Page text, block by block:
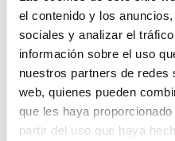
el contenido y los
sociales y analizar el
información sobre el uso
nuestros partners de
web, quienes pueden
que les haya
partir del uso que haya
B2com
Artificial Con